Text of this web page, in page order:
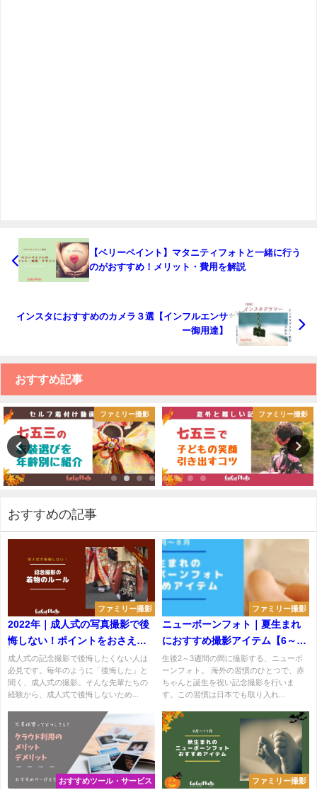
【ベリーペイント】マタニティフォトと一緒に行う
のがおすすめ！メリット・費用を解説
インスタにおすすめのカメラ３選【インフルエンサ
ー御用達】
おすすめ記事
ファミリー撮影 ファミリー撮影
おすすめの記事
ファミリー撮影
2022年｜成人式の写真撮影で後
悔しない！ポイントをおさえて
最高の1枚を
成人式の記念撮影で後悔したくない人は
必見です。毎年のように「後悔した」と
聞く、成人式の撮影。そんな先輩たちの
経験から、成人式で後悔しないため...
ファミリー撮影
ニューボーンフォト｜夏生まれ
におすすめ撮影アイテム【6～8
月】
生後2～3週間の間に撮影する、ニューボ
ーンフォト。 海外の習慣のひとつで、赤
ちゃんと誕生を祝い記念撮影を行いま
す。この習慣は日本でも取り入れ...
おすすめツール・サービス ファミリー撮影